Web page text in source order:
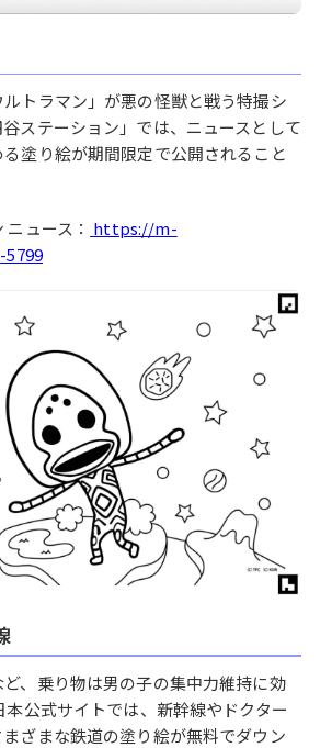
トラマン」が悪の怪獣と戦う特撮シ
ステーション」では、ニュースとして
塗り絵が期間限定で公開されること
ュース： https://m-
ど、乗り物は男の子の集中力維持に効
公式サイトでは、新幹線やドクター
ざまな鉄道の塗り絵が無料でダウン